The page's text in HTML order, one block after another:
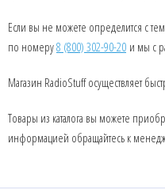
Если вы не можете определится с
по номеру8 (800) 302-90-20 и мы с
Магазин RadioStuff осуществляет
Товары из каталога вы можете
информацией обращайтесь к